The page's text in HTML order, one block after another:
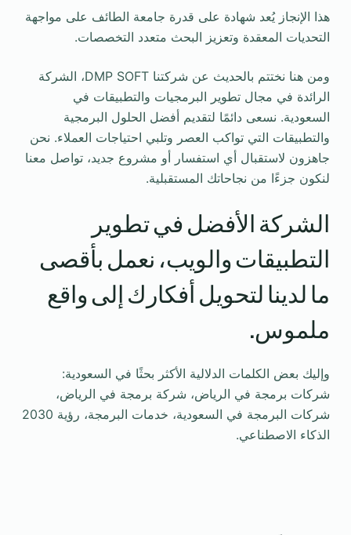
هذا الإنجاز يُعد شهادة على قدرة جامعة الطائف على مواجهة
التحديات المعقدة وتعزيز البحث متعدد التخصصات.
ومن هنا نختتم بالحديث عن شركتنا DMP SOFT، الشركة
الرائدة في مجال تطوير البرمجيات والتطبيقات في
السعودية. نسعى دائمًا لتقديم أفضل الحلول البرمجية
والتطبيقات التي تواكب العصر وتلبي احتياجات العملاء. نحن
جاهزون لاستقبال أي استفسار أو مشروع جديد، تواصل معنا
لنكون جزءًا من نجاحاتك المستقبلية.
الشركة الأفضل في تطوير
التطبيقات والويب، نعمل بأقصى
ما لدينا لتحويل أفكارك إلى واقع
ملموس.
وإليك بعض الكلمات الدلالية الأكثر بحثًا في السعودية:
شركات برمجة في الرياض، شركة برمجة في الرياض،
شركات البرمجة في السعودية، خدمات البرمجة، رؤية 2030
الذكاء الاصطناعي.